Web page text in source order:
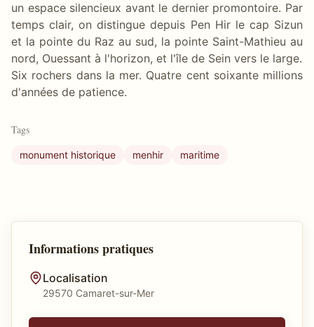
un espace silencieux avant le dernier promontoire. Par
temps clair, on distingue depuis Pen Hir le cap Sizun
et la pointe du Raz au sud, la pointe Saint-Mathieu au
nord, Ouessant à l'horizon, et l'île de Sein vers le large.
Six rochers dans la mer. Quatre cent soixante millions
d'années de patience.
Tags
monument historique menhir maritime
Informations pratiques
Localisation
29570 Camaret-sur-Mer